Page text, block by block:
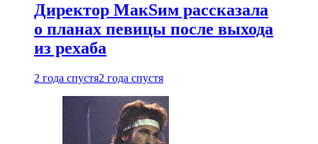
Директор МакSим рассказала
о планах певицы после выхода
из рехаба
2 года спустя2 года спустя